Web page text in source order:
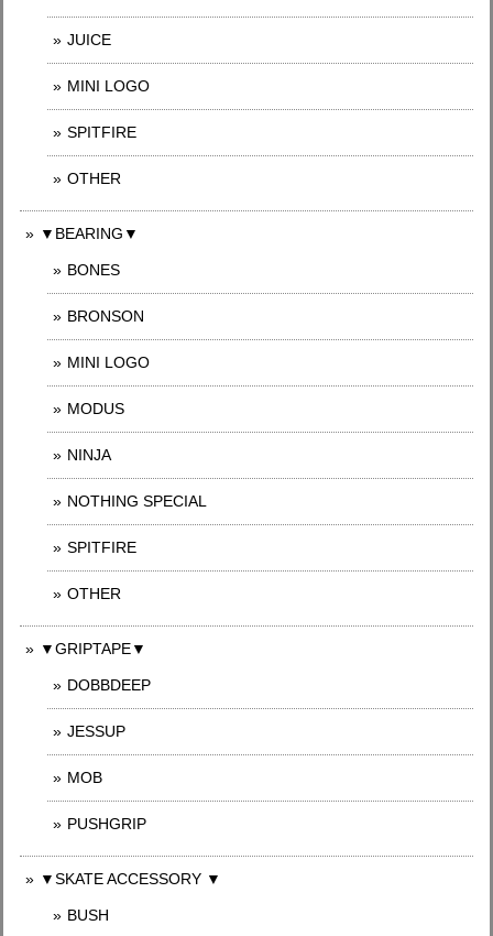
JUICE
MINI LOGO
SPITFIRE
OTHER
▼BEARING▼
BONES
BRONSON
MINI LOGO
MODUS
NINJA
NOTHING SPECIAL
SPITFIRE
OTHER
▼GRIPTAPE▼
DOBBDEEP
JESSUP
MOB
PUSHGRIP
▼SKATE ACCESSORY ▼
BUSH